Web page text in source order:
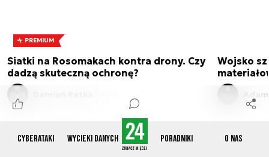
Cyberataki Wycieki danych Poradniki O nas
PREMIUM
Siatki na Rosomakach kontra drony. Czy
dadzą skuteczną ochronę?
Wojsko